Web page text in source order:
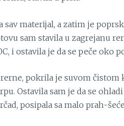
materijal, a zatim je
sam stavila u zagrejanu
i ostavila je da se peče oko
pokrila je suvom čistom
Ostavila sam je da se
posipala sa malo prah-